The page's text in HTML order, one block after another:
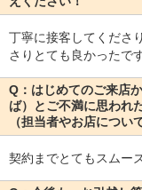
丁寧に接客してくださ
さりとても良かったで
Q：はじめてのご来店
ば）とご不満に思われ
（担当者やお店について
契約までとてもスムー